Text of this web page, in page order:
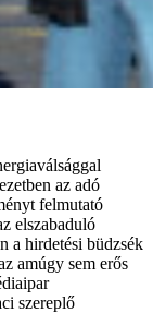
az adó
felmutató
elszabaduló
a hirdetési büdzsék
amúgy sem erős
szereplő